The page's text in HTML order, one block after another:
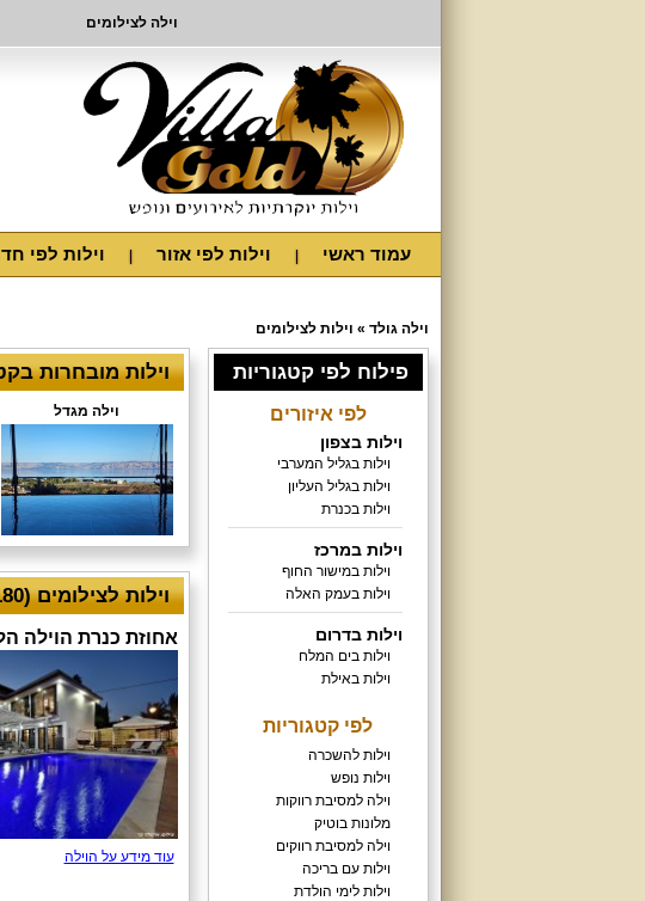
וילה לצילומים
עמוד ראשי וילות לפי אזור וילות לפי
וילה גולד » וילות לצילומים
פילוח לפי קטגוריות
לפי איזורים
וילות בצפון
וילות בגליל המערבי
וילות בגליל העליון
וילות בכנרת
וילות במרכז
וילות במישור החוף
וילות בעמק האלה
וילות בדרום
וילות בים המלח
וילות באילת
לפי קטגוריות
וילות להשכרה
וילות נופש
וילה למסיבת רווקות
מלונות בוטיק
וילה למסיבת רווקים
וילות עם בריכה
וילות לימי הולדת
וילות מובחרות
וילה מגדל
וילות לצילומים (180)
אחוזת כנרת הוילה
עוד מידע על הוילה